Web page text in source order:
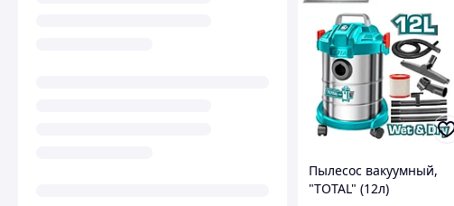
Пылесос вакуумный,
"ТОТАL" (12л)